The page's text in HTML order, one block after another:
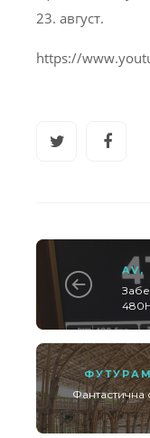
23. август.
https://
AV,